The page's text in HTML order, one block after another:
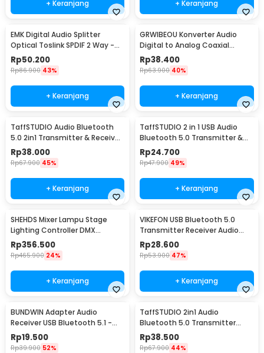
+ Keranjang + Keranjang
EMK Digital Audio Splitter
Optical Toslink SPDIF 2 Way -
ITO2
Rp50.200
Rp86.900 43%
+ Keranjang
GRWIBEOU Konverter Audio
Digital to Analog Coaxial
Toslink ke RCA
Rp38.400
Rp63.900 40%
+ Keranjang
TaffSTUDIO Audio Bluetooth
5.0 2in1 Transmitter & Receiver
3.5mm - KN321
Rp38.000
Rp67.900 45%
+ Keranjang
TaffSTUDIO 2 in 1 USB Audio
Bluetooth 5.0 Transmitter &
Receiver - KN330
Rp24.700
Rp47.900 49%
+ Keranjang
SHEHDS Mixer Lampu Stage
Lighting Controller DMX
Console DJ 192CH - SHE-
DMX512
Rp356.500
Rp465.900 24%
+ Keranjang
VIKEFON USB Bluetooth 5.0
Transmitter Receiver Audio
Adapter - RT02
Rp28.600
Rp53.900 47%
+ Keranjang
BUNDWIN Adapter Audio
Receiver USB Bluetooth 5.1 -
KN318
Rp19.500
Rp39.900 52%
TaffSTUDIO 2in1 Audio
Bluetooth 5.0 Transmitter
Receiver 3.5mm - KN326
Rp38.500
Rp67.900 44%